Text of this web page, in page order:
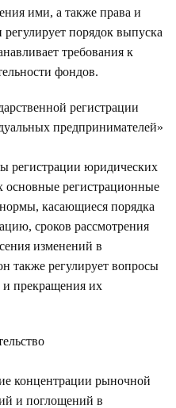
ими, а также права и
регулирует порядок выпуска
требования к
фондов.
регистрации
предпринимателей»
регистрации юридических
основные регистрационные
касающиеся порядка
сроков рассмотрения
изменений в
также регулирует вопросы
прекращения их
концентрации рыночной
и поглощений в